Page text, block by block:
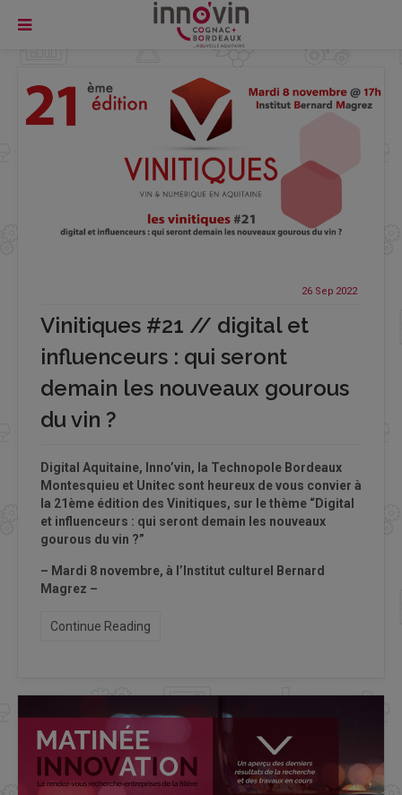
26 Sep 2022
Vinitiques #21 // digital et
influenceurs : qui seront
demain les nouveaux gourous
du vin ?
Digital Aquitaine, Inno’vin, la Technopole Bordeaux
Montesquieu et Unitec sont heureux de vous convier à
la 21ème édition des Vinitiques, sur le thème “Digital
et influenceurs : qui seront demain les nouveaux
gourous du vin ?”
– Mardi 8 novembre, à l’Institut culturel Bernard
Magrez –
Continue Reading